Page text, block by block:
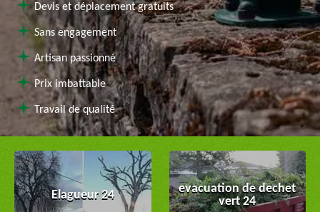
Devis et déplacement gratuits
Sans engagement
Artisan passionné
Prix imbattable
Travail de qualité
Elagueur 24
evacuation de dechet
vert 24